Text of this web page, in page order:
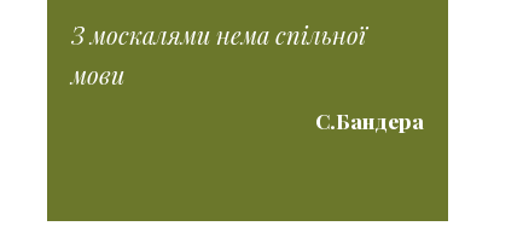
З москалями нема спільної
мови
С.Бандера